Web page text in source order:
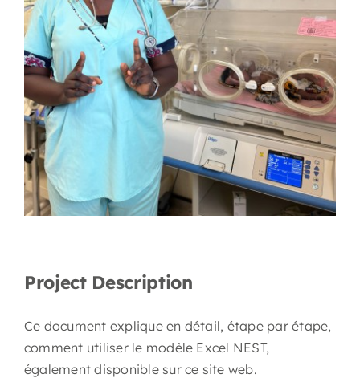
Project Description
Ce document explique en détail, étape par étape,
comment utiliser le modèle Excel NEST,
également disponible sur ce site web.